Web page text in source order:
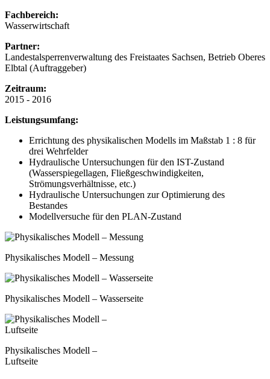
Fachbereich:
Wasserwirtschaft
Partner:
Landestalsperrenverwaltung des Freistaates Sachsen, Betrieb Oberes
Elbtal (Auftraggeber)
Zeitraum:
2015 - 2016
Leistungsumfang:
Errichtung des physikalischen Modells im Maßstab 1 : 8 für
drei Wehrfelder
Hydraulische Untersuchungen für den IST-Zustand
(Wasserspiegellagen, Fließgeschwindigkeiten,
Strömungsverhältnisse, etc.)
Hydraulische Untersuchungen zur Optimierung des
Bestandes
Modellversuche für den PLAN-Zustand
Physikalisches Modell – Messung
Physikalisches Modell – Wasserseite
Physikalisches Modell –
Luftseite